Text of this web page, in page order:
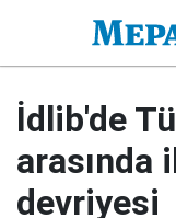
İdlib'de
arasında
devriyesi